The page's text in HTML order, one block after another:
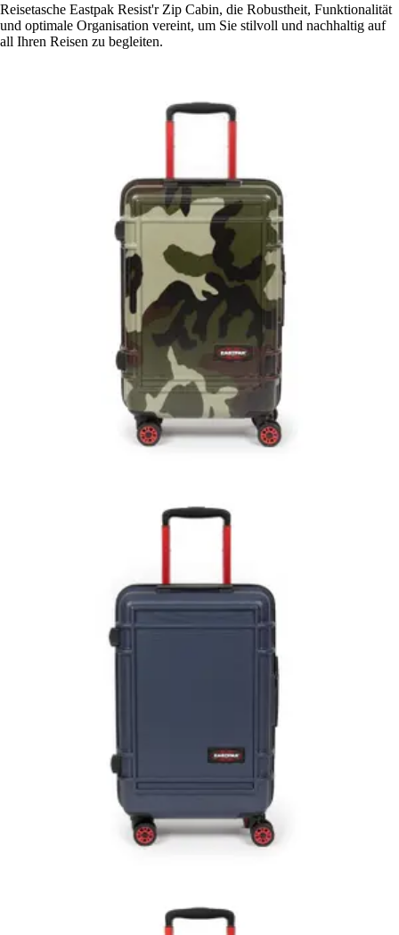
Reisetasche Eastpak Resist'r Zip Cabin, die Robustheit, Funktionalität
und optimale Organisation vereint, um Sie stilvoll und nachhaltig auf
all Ihren Reisen zu begleiten.